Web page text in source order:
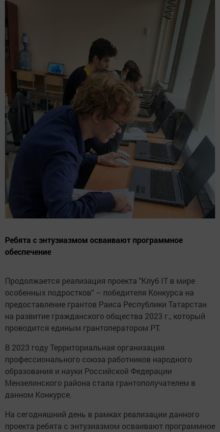
Ребята с энтузиазмом осваивают программное
обеспечение
Продолжается реализация проекта "Клуб IT в мире
особенных подростков" – победителя Конкурса на
предоставление грантов Раиса Республики Татарстан
на развитие гражданского общества 2023 г., который
проводится единым грантоператором РТ.
В 2023 году Территориальная организация
профессионального союза работников народного
образования и науки Российской Федерации
Мензелинского района стала грантополучателем в
данном Конкурсе.
На сегодняшний день в рамках реализации данного
проекта ребята с энтузиазмом осваивают программное